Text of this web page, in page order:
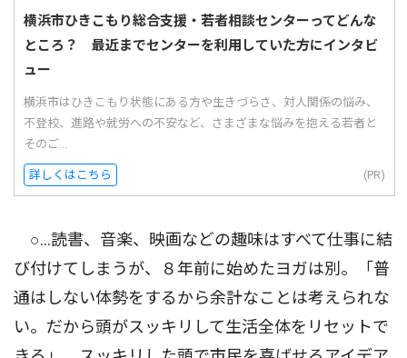
横浜市ひきこもり総合支援・若者相談センターってどんな
ところ？ 最近までセンターを利用していた方にインタビ
ュー
横浜市はひきこもり状態にある方や生きづらさ、対人関係の悩み、
不登校、進路や就労への不安など、さまざまな悩みを抱える若者と
そのご...
詳しくはこちら (PR)
○…読書、音楽、映画などの趣味はすべて仕事に結
び付けてしまうが、８年前に始めたヨガは別。「普
通はしない体勢をするから余計なことは考えられな
い。だから頭がスッキリして生活全体をリセットで